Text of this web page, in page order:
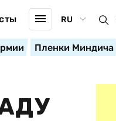
RU
Пленки Миндича